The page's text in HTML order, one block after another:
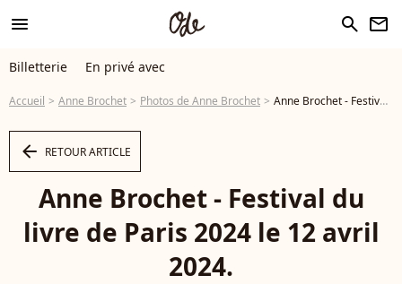
menu search newsletter
Billetterie En privé avec
Accueil Anne Brochet Photos de Anne Brochet Anne Brochet - Festival du livre de Paris 2024 le 12 avril 2024. © Cedric Perrin / Bestimage - Photo
arrow_left RETOUR ARTICLE
Anne Brochet - Festival du
livre de Paris 2024 le 12 avril
2024.